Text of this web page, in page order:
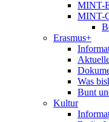
MINT-
MINT-
Erasmus+
Was
Bunt
Kultur